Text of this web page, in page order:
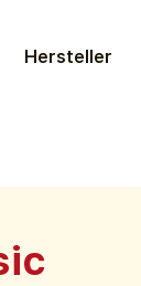
Hersteller